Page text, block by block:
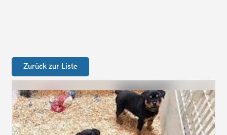
Zurück zur Liste